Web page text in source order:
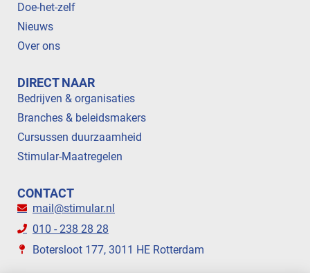
Doe-het-zelf
Nieuws
Over ons
DIRECT NAAR
Bedrijven & organisaties
Branches & beleidsmakers
Cursussen duurzaamheid
Stimular-Maatregelen
CONTACT
mail@stimular.nl
010 - 238 28 28
Botersloot 177, 3011 HE Rotterdam